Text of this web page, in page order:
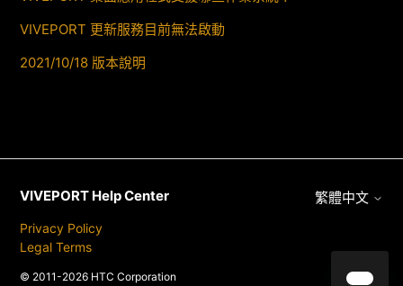
VIVEPORT 更新服務目前無法啟動
2021/10/18 版本說明
VIVEPORT Help Center
Privacy Policy
Legal Terms
© 2011-2026 HTC Corporation
繁體中文